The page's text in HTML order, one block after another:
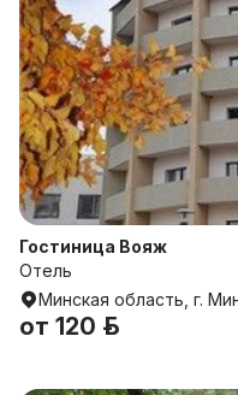
Гостиница Вояж
Отель
Минская область, г.
от 120 р.